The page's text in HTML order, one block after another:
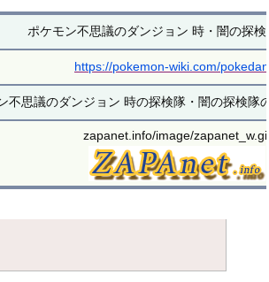
ポケモン不思議のダンジョン 時・闇の探
https://pokemon-wiki.com/
不思議のダンジョン 時の探検隊・闇の探検隊
zapanet.info/image/